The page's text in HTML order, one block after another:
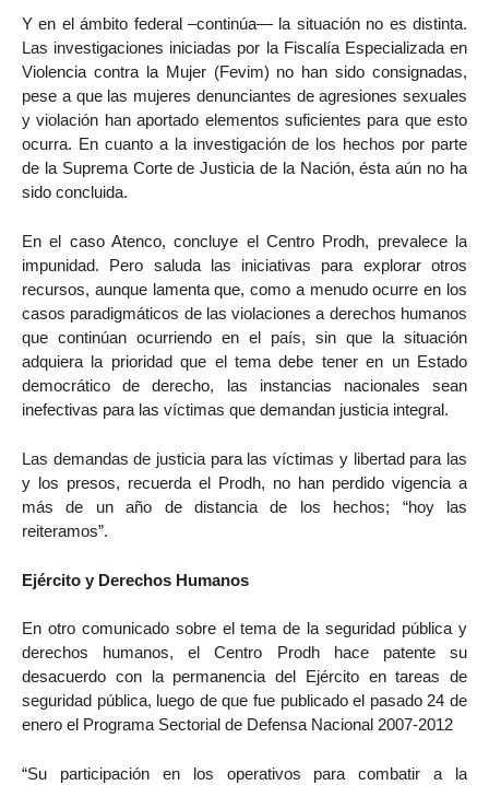
Y en el ámbito federal –continúa— la situación no es distinta.
Las investigaciones iniciadas por la Fiscalía Especializada en
Violencia contra la Mujer (Fevim) no han sido consignadas,
pese a que las mujeres denunciantes de agresiones sexuales
y violación han aportado elementos suficientes para que esto
ocurra. En cuanto a la investigación de los hechos por parte
de la Suprema Corte de Justicia de la Nación, ésta aún no ha
sido concluida.
En el caso Atenco, concluye el Centro Prodh, prevalece la
impunidad. Pero saluda las iniciativas para explorar otros
recursos, aunque lamenta que, como a menudo ocurre en los
casos paradigmáticos de las violaciones a derechos humanos
que continúan ocurriendo en el país, sin que la situación
adquiera la prioridad que el tema debe tener en un Estado
democrático de derecho, las instancias nacionales sean
inefectivas para las víctimas que demandan justicia integral.
Las demandas de justicia para las víctimas y libertad para las
y los presos, recuerda el Prodh, no han perdido vigencia a
más de un año de distancia de los hechos; “hoy las
reiteramos”.
Ejército y Derechos Humanos
En otro comunicado sobre el tema de la seguridad pública y
derechos humanos, el Centro Prodh hace patente su
desacuerdo con la permanencia del Ejército en tareas de
seguridad pública, luego de que fue publicado el pasado 24 de
enero el Programa Sectorial de Defensa Nacional 2007-2012
“Su participación en los operativos para combatir a la